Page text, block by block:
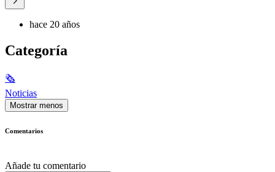
hace 20 años
Categoría
🗞
Noticias
Mostrar menos
Comentarios
Añade tu comentario